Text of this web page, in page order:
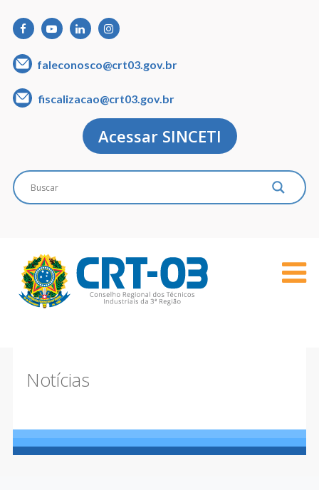
faleconosco@crt03.gov.br
fiscalizacao@crt03.gov.br
Acessar SINCETI
Notícias